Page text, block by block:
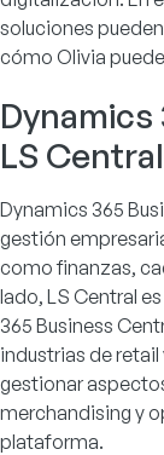
soluciones
cómo Olivia
Dynamics
LS
Dynamics 365
gestión
como finanzas,
lado, LS Central
365 Business
industrias de
gestionar
merchandising y
plataforma.